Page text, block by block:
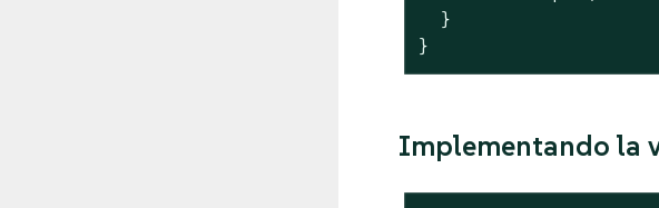
  }
}
Implementando la